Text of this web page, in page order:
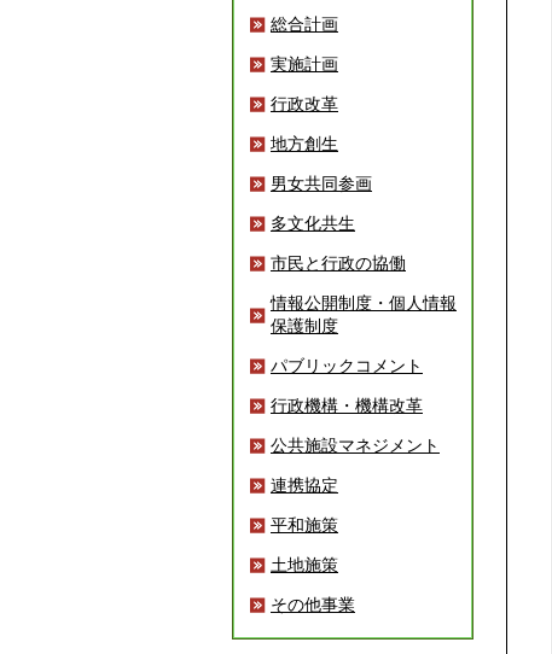
総合計画
実施計画
行政改革
地方創生
男女共同参画
多文化共生
市民と行政の協働
情報公開制度・個人情報
保護制度
パブリックコメント
行政機構・機構改革
公共施設マネジメント
連携協定
平和施策
土地施策
その他事業